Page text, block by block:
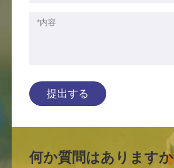
提出する
何か質問はありますか